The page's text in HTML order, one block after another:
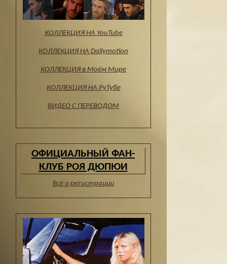
КОЛЛЕКЦИЯ НА YouTube
КОЛЛЕКЦИЯ НА Dailymotion
КОЛЛЕКЦИЯ в Моём Мире
КОЛЛЕКЦИЯ НА РуТубе
ВИДЕО С ПЕРЕВОДОМ
ОФИЦИАЛЬНЫЙ ФАН-
КЛУБ РОЯ ДЮПЮИ
Всё о регистрации